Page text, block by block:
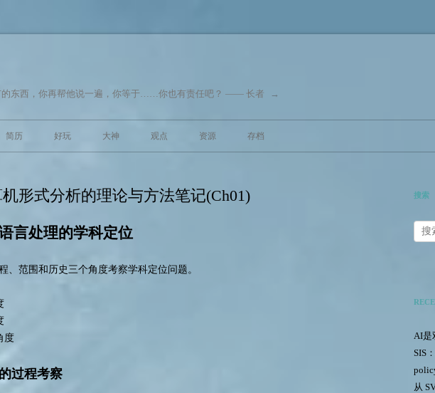
的东西，你再帮他说一遍，你等于……你也有责任吧？ —— 长者 →
简历 好玩 大神 观点 资源 存档
形式分析的理论与方法笔记(Ch01)
言处理的学科定位
、范围和历史三个角度考察学科定位问题。
度
过程考察
搜索
AI是
SIS
从